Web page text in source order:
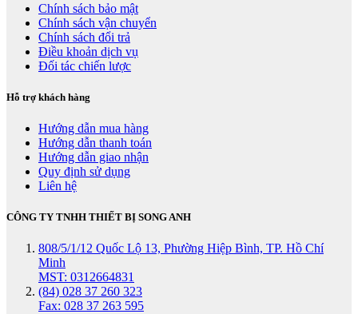
Chính sách bảo mật
Chính sách vận chuyển
Chính sách đổi trả
Điều khoản dịch vụ
Đối tác chiến lược
Hỗ trợ khách hàng
Hướng dẫn mua hàng
Hướng dẫn thanh toán
Hướng dẫn giao nhận
Quy định sử dụng
Liên hệ
CÔNG TY TNHH THIẾT BỊ SONG ANH
808/5/1/12 Quốc Lộ 13, Phường Hiệp Bình, TP. Hồ Chí
Minh
MST: 0312664831
(84) 028 37 260 323
Fax: 028 37 263 595